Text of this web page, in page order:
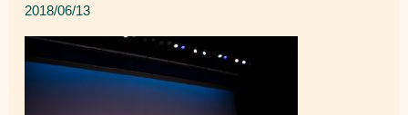
2018/06/13